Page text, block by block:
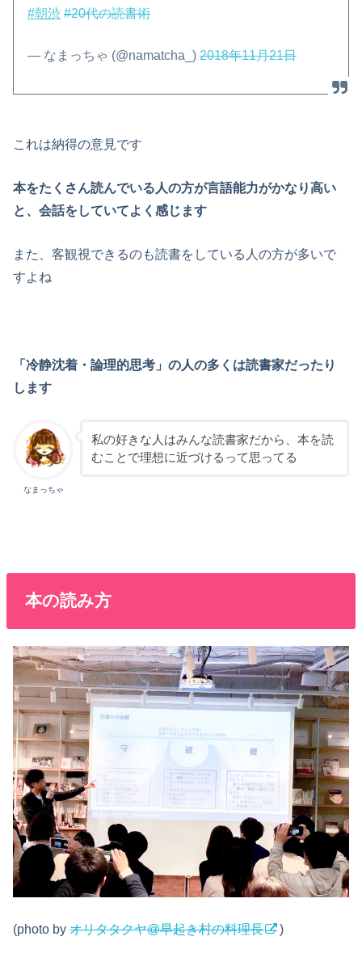
#朝渋 #20代の読書術
— なまっちゃ (@namatcha_)2018年11月21日
これは納得の意見です
本をたくさん読んでいる人の方が言語能力がかなり高い
と、会話をしていてよく感じます
また、客観視できるのも読書をしている人の方が多いで
すよね
「冷静沈着・論理的思考」の人の多くは読書家だったり
します
なまっちゃ
私の好きな人はみんな読書家だから、本を読
むことで理想に近づけるって思ってる
本の読み方
(photo byオリタタクヤ@早起き村の料理長 )